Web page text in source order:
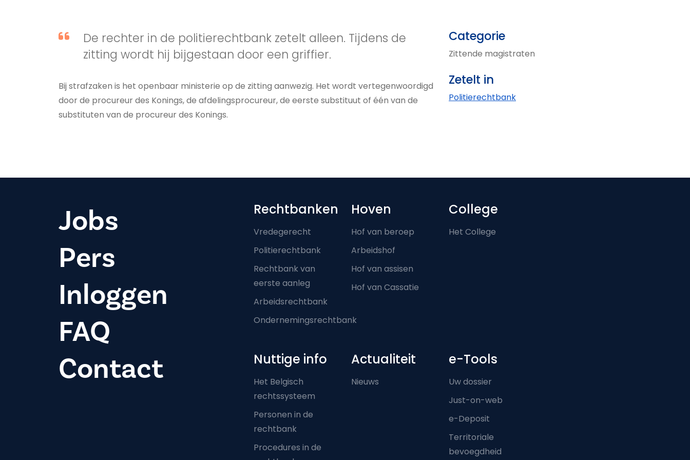
De rechter in de politierechtbank zetelt alleen. Tijdens de
zitting wordt hij bijgestaan door een griffier.
Bij strafzaken is het openbaar ministerie op de zitting aanwezig. Het wordt vertegenwoordigd
door de procureur des Konings, de afdelingsprocureur, de eerste substituut of één van de
substituten van de procureur des Konings.
Categorie
Zittende magistraten
Zetelt in
Politierechtbank
Jobs
Pers
Inloggen
FAQ
Contact
Footer-menu
Rechtbanken
Vredegerecht
Politierechtbank
Rechtbank van
eerste aanleg
Arbeidsrechtbank
Ondernemingsrechtbank
Hoven
Hof van beroep
Arbeidshof
Hof van assisen
Hof van Cassatie
College
Het College
Nuttige info
Het Belgisch
rechtssysteem
Personen in de
rechtbank
Procedures in de
Actualiteit
Nieuws
e-Tools
Uw dossier
Just-on-web
e-Deposit
Territoriale
bevoegdheid